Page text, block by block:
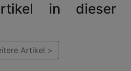
in dieser
Artikel >